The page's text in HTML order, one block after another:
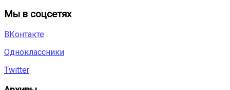
Мы в соцсетях
ВКонтакте
Одноклассники
Twitter